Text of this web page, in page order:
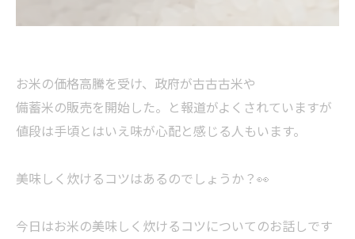
お米の価格高騰を受け、政府が古古古米や
備蓄米の販売を開始した。と報道がよくされていますが
値段は手頃とはいえ味が心配と感じる人もいます。
美味しく炊けるコツはあるのでしょうか？👀
今日はお米の美味しく炊けるコツについてのお話しです